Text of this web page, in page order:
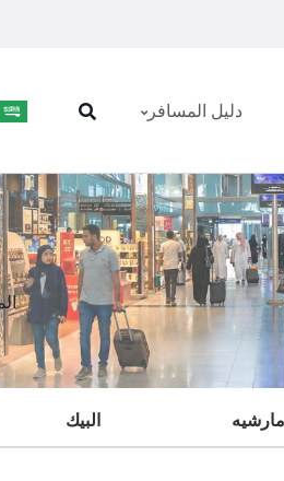
دليل المسافر
مارشيه البيك